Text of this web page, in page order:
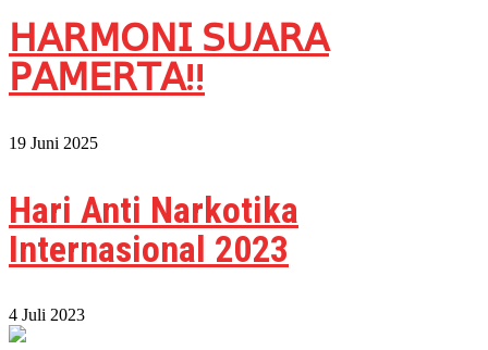
𝖧𝖠𝖱𝖬𝖮𝖭𝖨 𝖲𝖴𝖠𝖱𝖠
𝖯𝖠𝖬𝖤𝖱𝖳𝖠!!
19 Juni 2025
Hari Anti Narkotika
Internasional 2023
4 Juli 2023